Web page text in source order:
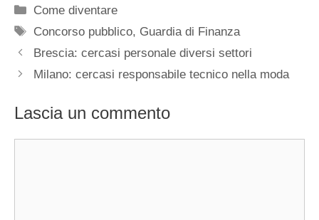
Categorie
Come diventare
Tag
Concorso pubblico, Guardia di Finanza
Brescia: cercasi personale diversi settori
Milano: cercasi responsabile tecnico nella moda
Lascia un commento